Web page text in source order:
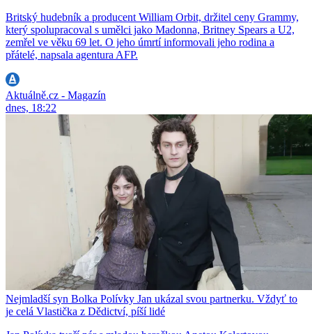
Britský hudebník a producent William Orbit, držitel ceny Grammy,
který spolupracoval s umělci jako Madonna, Britney Spears a U2,
zemřel ve věku 69 let. O jeho úmrtí informovali jeho rodina a
přátelé, napsala agentura AFP.
Aktuálně.cz - Magazín
dnes, 18:22
Nejmladší syn Bolka Polívky Jan ukázal svou partnerku. Vždyť to
je celá Vlastička z Dědictví, píší lidé